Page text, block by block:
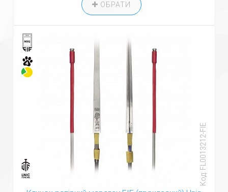
ОБРАТИ
Код: FL0013212-FIE